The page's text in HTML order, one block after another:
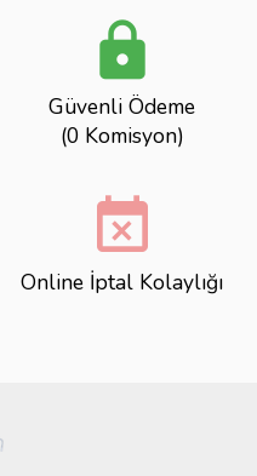
lock
Güvenli Ödeme
(0 Komisyon)
event_busy
Online İptal Kolaylığı